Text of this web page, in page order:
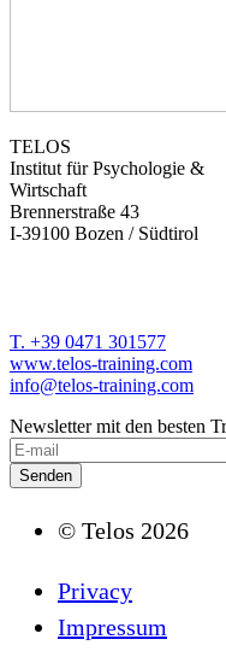
TELOS
Institut für Psychologie &
Wirtschaft
Brennerstraße 43
I-39100 Bozen / Südtirol
T. +39 0471 301577
www.telos-training.com
info@telos-training.com
Newsletter mit den besten
© Telos 2026
Privacy
Impressum